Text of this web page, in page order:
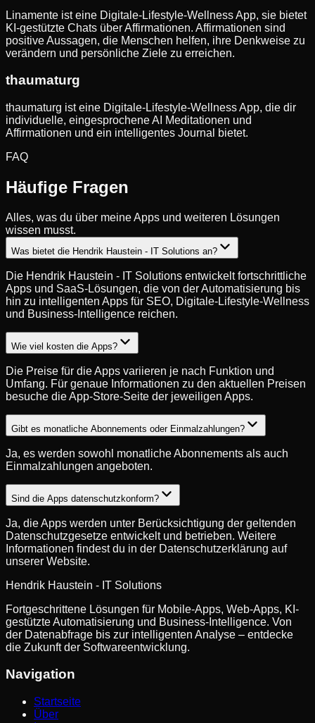
Linamente ist eine Digitale-Lifestyle-Wellness App, sie bietet
KI-gestützte Chats über Affirmationen. Affirmationen sind
positive Aussagen, die Menschen helfen, ihre Denkweise zu
verändern und persönliche Ziele zu erreichen.
thaumaturg
thaumaturg ist eine Digitale-Lifestyle-Wellness App, die dir
individuelle, eingesprochene AI Meditationen und
Affirmationen und ein intelligentes Journal bietet.
FAQ
Häufige Fragen
Alles, was du über meine Apps und weiteren Lösungen
wissen musst.
Was bietet die Hendrik Haustein - IT Solutions an?
Die Hendrik Haustein - IT Solutions entwickelt fortschrittliche
Apps und SaaS-Lösungen, die von der Automatisierung bis
hin zu intelligenten Apps für SEO, Digitale-Lifestyle-Wellness
und Business-Intelligence reichen.
Wie viel kosten die Apps?
Die Preise für die Apps variieren je nach Funktion und
Umfang. Für genaue Informationen zu den aktuellen Preisen
besuche die App-Store-Seite der jeweiligen Apps.
Gibt es monatliche Abonnements oder Einmalzahlungen?
Ja, es werden sowohl monatliche Abonnements als auch
Einmalzahlungen angeboten.
Sind die Apps datenschutzkonform?
Ja, die Apps werden unter Berücksichtigung der geltenden
Datenschutzgesetze entwickelt und betrieben. Weitere
Informationen findest du in der Datenschutzerklärung auf
unserer Website.
Hendrik Haustein - IT Solutions
Fortgeschrittene Lösungen für Mobile-Apps, Web-Apps, KI-
gestützte Automatisierung und Business-Intelligence. Von
der Datenabfrage bis zur intelligenten Analyse – entdecke
die Zukunft der Softwareentwicklung.
Navigation
Startseite
Über